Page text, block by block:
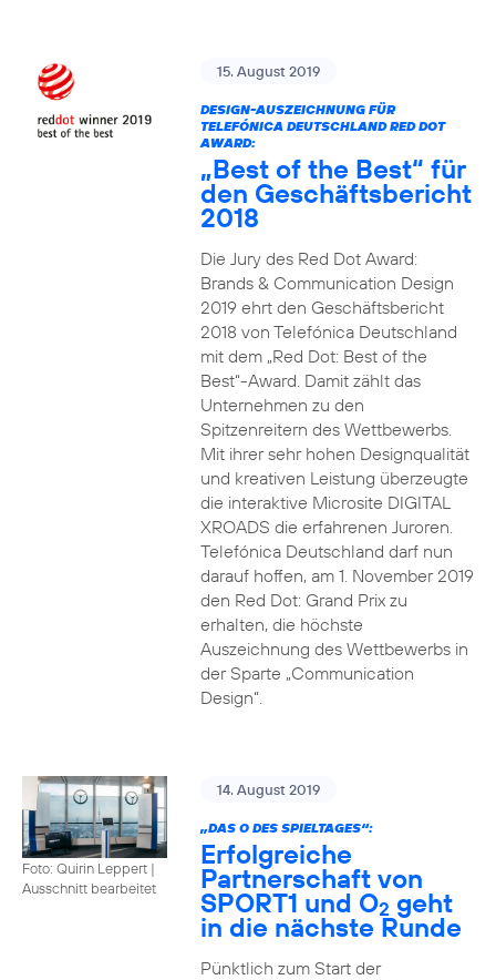
15. August 2019
DESIGN-AUSZEICHNUNG FÜR
TELEFÓNICA DEUTSCHLAND RED DOT
AWARD:
„Best of the Best“ für
den Geschäftsbericht
2018
Die Jury des Red Dot Award:
Brands & Communication Design
2019 ehrt den Geschäftsbericht
2018 von Telefónica Deutschland
mit dem „Red Dot: Best of the
Best“-Award. Damit zählt das
Unternehmen zu den
Spitzenreitern des Wettbewerbs.
Mit ihrer sehr hohen Designqualität
und kreativen Leistung überzeugte
die interaktive Microsite DIGITAL
XROADS die erfahrenen Juroren.
Telefónica Deutschland darf nun
darauf hoffen, am 1. November 2019
den Red Dot: Grand Prix zu
erhalten, die höchste
Auszeichnung des Wettbewerbs in
der Sparte „Communication
Design“.
Foto: Quirin Leppert |
Ausschnitt bearbeitet
14. August 2019
„DAS O DES SPIELTAGES“:
Erfolgreiche
Partnerschaft von
SPORT1 und O2 geht
in die nächste Runde
Pünktlich zum Start der